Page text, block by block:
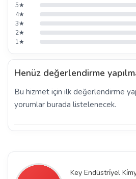
5★
4★
3★
2★
1★
Henüz değerlendirme
Bu hizmet için ilk değerlendirme
yorumlar burada listelenecek.
Key Endüstri̇yel